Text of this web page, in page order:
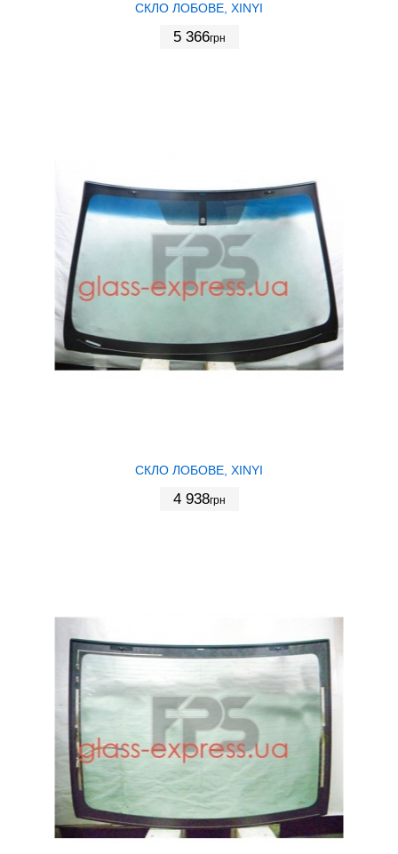
СКЛО ЛОБОВЕ, XINYI
5 366грн
СКЛО ЛОБОВЕ, XINYI
4 938грн